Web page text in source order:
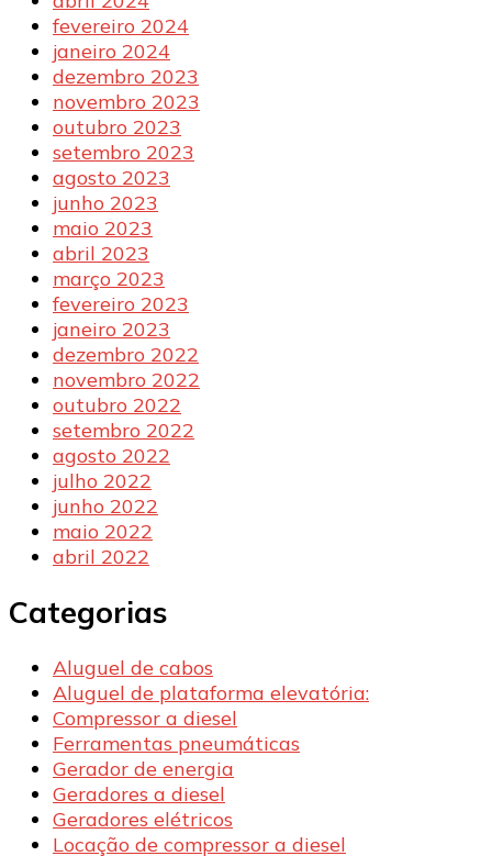
fevereiro 2024
janeiro 2024
dezembro 2023
novembro 2023
outubro 2023
setembro 2023
agosto 2023
junho 2023
maio 2023
abril 2023
março 2023
fevereiro 2023
janeiro 2023
dezembro 2022
novembro 2022
outubro 2022
setembro 2022
agosto 2022
julho 2022
junho 2022
maio 2022
abril 2022
Categorias
Aluguel de cabos
Aluguel de plataforma elevatória:
Compressor a diesel
Ferramentas pneumáticas
Gerador de energia
Geradores a diesel
Geradores elétricos
Locação de compressor a diesel